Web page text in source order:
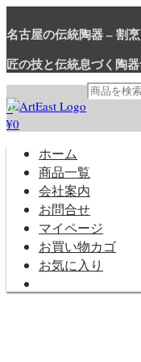
ン
ン
ツ
に
ス
キ
ッ
名古屋の伝統陶器 – 割
匠の技と伝統息づく陶
和食器・洋食器通販｜
業務用から個人用まで
0
¥0
ホーム
商品一覧
会社案内
お問合せ
マイページ
お買い物カゴ
お気に入り